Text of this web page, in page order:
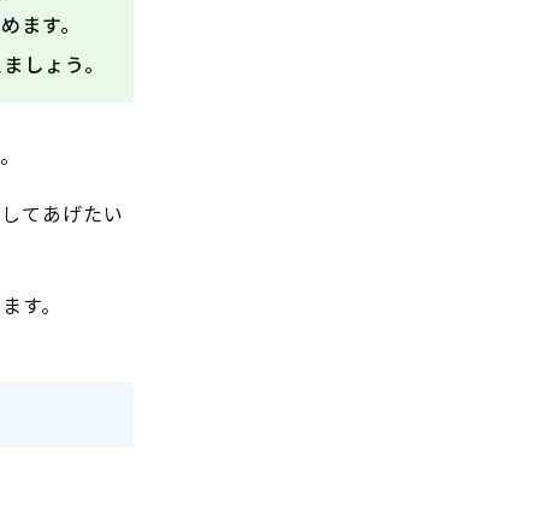
ます。
しょう。
てあげたい
す。